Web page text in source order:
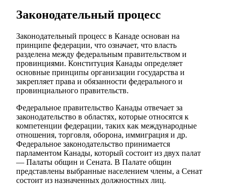
Законодательный процесс
Законодательный процесс в Канаде основан на
принципе федерации, что означает, что власть
разделена между федеральным правительством и
провинциями. Конституция Канады определяет
основные принципы организации государства и
закрепляет права и обязанности федерального и
провинциального правительств.
Федеральное правительство Канады отвечает за
законодательство в областях, которые относятся к
компетенции федерации, таких как международные
отношения, торговля, оборона, иммиграция и др.
Федеральное законодательство принимается
парламентом Канады, который состоит из двух палат
— Палаты общин и Сената. В Палате общин
представлены выбранные населением члены, а Сенат
состоит из назначенных должностных лиц.